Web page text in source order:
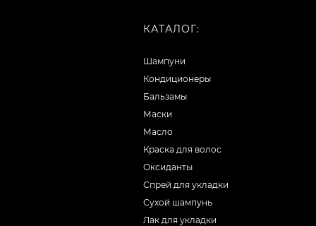
КАТАЛОГ:
Шампуни
Кондиционеры
Бальзамы
Маски
Масло
Краска для волос
Оксиданты
Спрей для укладки
Сухой шампунь
Лак для укладки